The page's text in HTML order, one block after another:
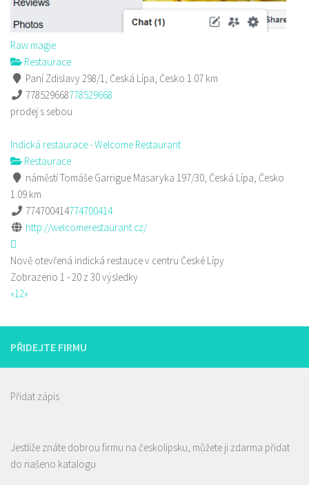
Raw magie
Restaurace
Paní Zdislavy 298/1, Česká Lípa, Česko 1.07 km
778529668778529668
prodej s sebou
Indická restaurace - Welcome Restaurant
Restaurace
náměstí Tomáše Garrigue Masaryka 197/30, Česká Lípa, Česko
1.09 km
774700414774700414
http://welcomerestaurant.cz/
Nově otevřená indická restauce v centru České Lípy
Zobrazeno 1 - 20 z 30 výsledky
«12»
PŘIDEJTE FIRMU
Přidat zápis
Jestliže znáte dobrou firmu na českolipsku, můžete ji zdarma přidat
do našeno katalogu